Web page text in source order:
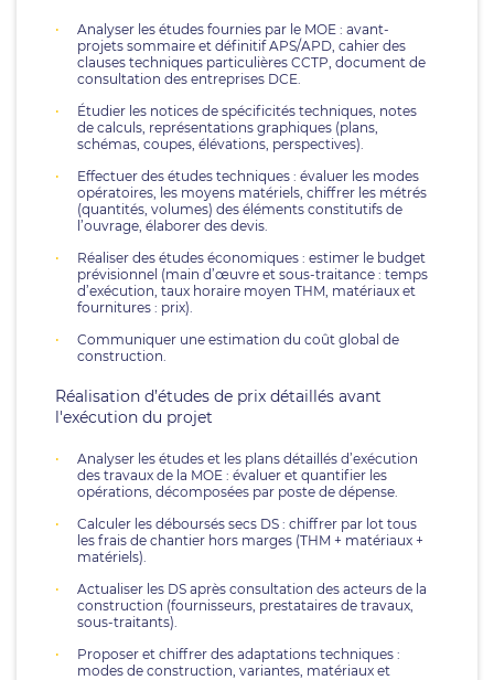
Analyser les études fournies par le MOE : avant-
projets sommaire et définitif APS/APD, cahier des
clauses techniques particulières CCTP, document de
consultation des entreprises DCE.
Étudier les notices de spécificités techniques, notes
de calculs, représentations graphiques (plans,
schémas, coupes, élévations, perspectives).
Effectuer des études techniques : évaluer les modes
opératoires, les moyens matériels, chiffrer les métrés
(quantités, volumes) des éléments constitutifs de
l’ouvrage, élaborer des devis.
Réaliser des études économiques : estimer le budget
prévisionnel (main d’œuvre et sous-traitance : temps
d’exécution, taux horaire moyen THM, matériaux et
fournitures : prix).
Communiquer une estimation du coût global de
construction.
Réalisation d’études de prix détaillés avant
l'exécution du projet
Analyser les études et les plans détaillés d’exécution
des travaux de la MOE : évaluer et quantifier les
opérations, décomposées par poste de dépense.
Calculer les déboursés secs DS : chiffrer par lot tous
les frais de chantier hors marges (THM + matériaux +
matériels).
Actualiser les DS après consultation des acteurs de la
construction (fournisseurs, prestataires de travaux,
sous-traitants).
Proposer et chiffrer des adaptations techniques :
modes de construction, variantes, matériaux et